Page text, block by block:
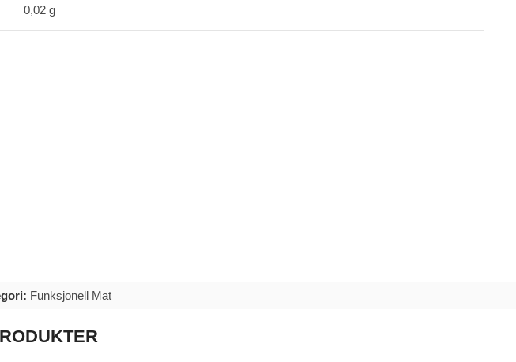
0,02 g
Funksjonell Mat